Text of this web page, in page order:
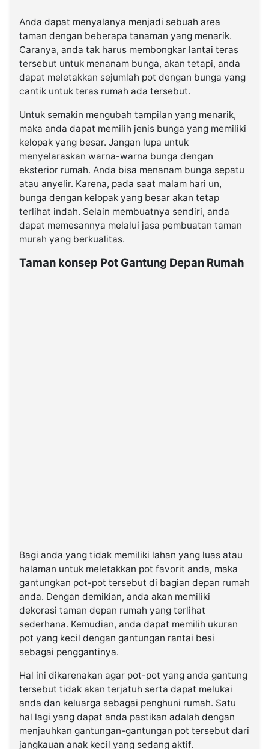
Anda dapat menyalanya menjadi sebuah area
taman dengan beberapa tanaman yang menarik.
Caranya, anda tak harus membongkar lantai teras
tersebut untuk menanam bunga, akan tetapi, anda
dapat meletakkan sejumlah pot dengan bunga yang
cantik untuk teras rumah ada tersebut.
Untuk semakin mengubah tampilan yang menarik,
maka anda dapat memilih jenis bunga yang memiliki
kelopak yang besar. Jangan lupa untuk
menyelaraskan warna-warna bunga dengan
eksterior rumah. Anda bisa menanam bunga sepatu
atau anyelir. Karena, pada saat malam hari un,
bunga dengan kelopak yang besar akan tetap
terlihat indah. Selain membuatnya sendiri, anda
dapat memesannya melalui jasa pembuatan taman
murah yang berkualitas.
Taman konsep Pot Gantung Depan Rumah
Bagi anda yang tidak memiliki lahan yang luas atau
halaman untuk meletakkan pot favorit anda, maka
gantungkan pot-pot tersebut di bagian depan rumah
anda. Dengan demikian, anda akan memiliki
dekorasi taman depan rumah yang terlihat
sederhana. Kemudian, anda dapat memilih ukuran
pot yang kecil dengan gantungan rantai besi
sebagai penggantinya.
Hal ini dikarenakan agar pot-pot yang anda gantung
tersebut tidak akan terjatuh serta dapat melukai
anda dan keluarga sebagai penghuni rumah. Satu
hal lagi yang dapat anda pastikan adalah dengan
menjauhkan gantungan-gantungan pot tersebut dari
jangkauan anak kecil yang sedang aktif.